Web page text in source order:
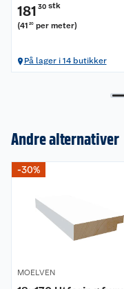
181 30 stk
(41 20 per meter)
På lager i 14 butikker
Andre alternativer
-30%
MOELVEN
Butikker
Våre merkevarer
Kjøpsvilkår
Hageinspirasjon